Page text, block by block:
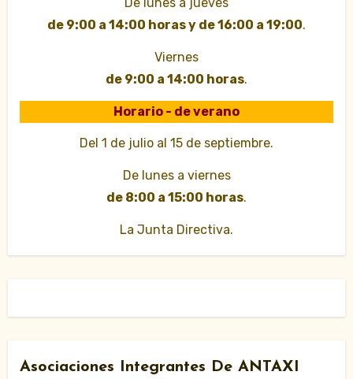
de 9:00 a 14:00 horas y de 16:00 a 19:00.
Viernes
de 9:00 a 14:00 horas.
Horario - de verano
Del 1 de julio al 15 de septiembre.
De lunes a viernes
de 8:00 a 15:00 horas.
La Junta Directiva.
Asociaciones Integrantes De ANTAXI